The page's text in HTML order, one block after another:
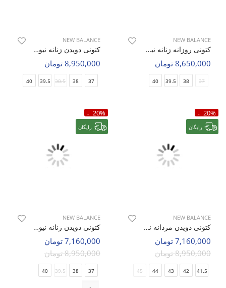
NEW BALANCE
کتونی روزانه زنانه نیو بالانس NB 471 W
8,650,000 تومان
37
38
39.5
40
NEW BALANCE
کتونی دویدن زنانه نیو بالانس 1906R W
8,950,000 تومان
37
38
38.5
39.5
40
20%
رایگان
NEW BALANCE
کتونی دویدن مردانه نیو بالانس 1906 RES M
7,160,000 تومان
8,950,000 تومان
41.5
42
43
44
45
20%
رایگان
NEW BALANCE
کتونی دویدن زنانه نیو بالانس 530 W
7,160,000 تومان
8,950,000 تومان
37
38
39.5
40